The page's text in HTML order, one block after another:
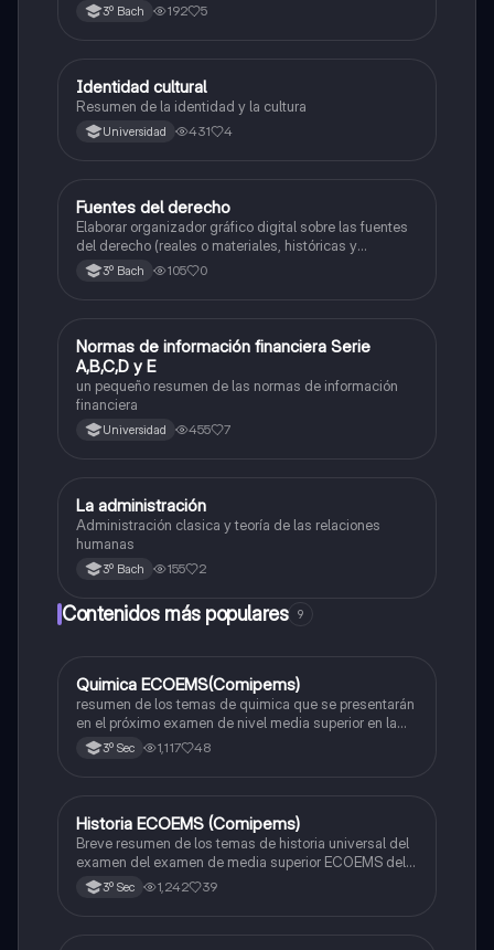
3º Bach 192 5
Estructura socioeconómica
Identidad cultural
Resumen de la identidad y la cultura
Universidad 431 4
Estructura socioeconómica
Fuentes del derecho
Elaborar organizador gráfico digital sobre las fuentes
del derecho (reales o materiales, históricas y
formales) correctamente descritas, anotando su
concepto, caracteristicas e importancia.
3º Bach 105 0
Estructura socioeconómica
Normas de información financiera Serie
A,B,C,D y E
un pequeño resumen de las normas de información
financiera
Universidad 455 7
Matemáticas
La administración
Administración clasica y teoría de las relaciones
humanas
3º Bach 155 2
Contenidos más populares 9
Química
Quimica ECOEMS(Comipems)
resumen de los temas de quimica que se presentarán
en el próximo examen de nivel media superior en la
zona metropolitana de el valle de México
3º Sec 1,117 48
Historia
Historia ECOEMS (Comipems)
Breve resumen de los temas de historia universal del
examen del examen de media superior ECOEMS del
valle de México
3º Sec 1,242 39